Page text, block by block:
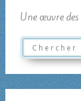
Une œuvre des